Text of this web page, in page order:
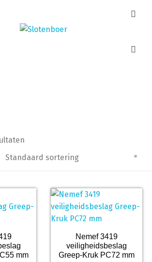
Standaard sortering
mm
Nemef 3419
veiligheidsbeslag
Greep-Kruk PC72 mm